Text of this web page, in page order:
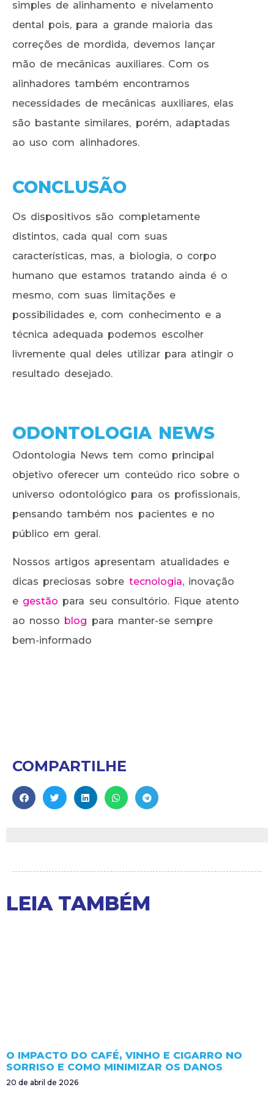
simples de alinhamento e nivelamento
dental pois, para a grande maioria das
correções de mordida, devemos lançar
mão de mecânicas auxiliares. Com os
alinhadores também encontramos
necessidades de mecânicas auxiliares, elas
são bastante similares, porém, adaptadas
ao uso com alinhadores.
CONCLUSÃO
Os dispositivos são completamente
distintos, cada qual com suas
características, mas, a biologia, o corpo
humano que estamos tratando ainda é o
mesmo, com suas limitações e
possibilidades e, com conhecimento e a
técnica adequada podemos escolher
livremente qual deles utilizar para atingir o
resultado desejado.
ODONTOLOGIA NEWS
Odontologia News tem como principal
objetivo oferecer um conteúdo rico sobre o
universo odontológico para os profissionais,
pensando também nos pacientes e no
público em geral.
Nossos artigos apresentam atualidades e
dicas preciosas sobre tecnologia, inovação
e gestão para seu consultório. Fique atento
ao nosso blog para manter-se sempre
bem-informado
COMPARTILHE
LEIA TAMBÉM
O IMPACTO DO CAFÉ, VINHO E CIGARRO NO
SORRISO E COMO MINIMIZAR OS DANOS
20 de abril de 2026